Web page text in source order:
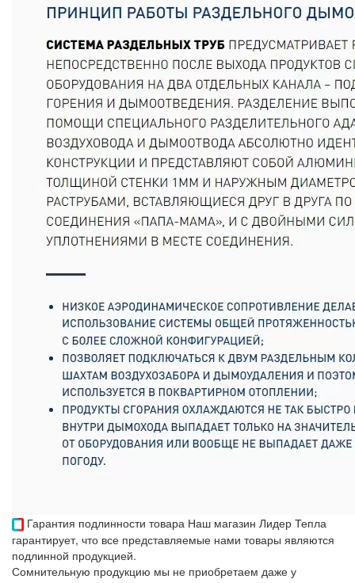
Гарантия подлинности товара Наш магазин Лидер Тепла
гарантирует, что все представляемые нами товары являются
подлинной продукцией.
Сомнительную продукцию мы не приобретаем даже у